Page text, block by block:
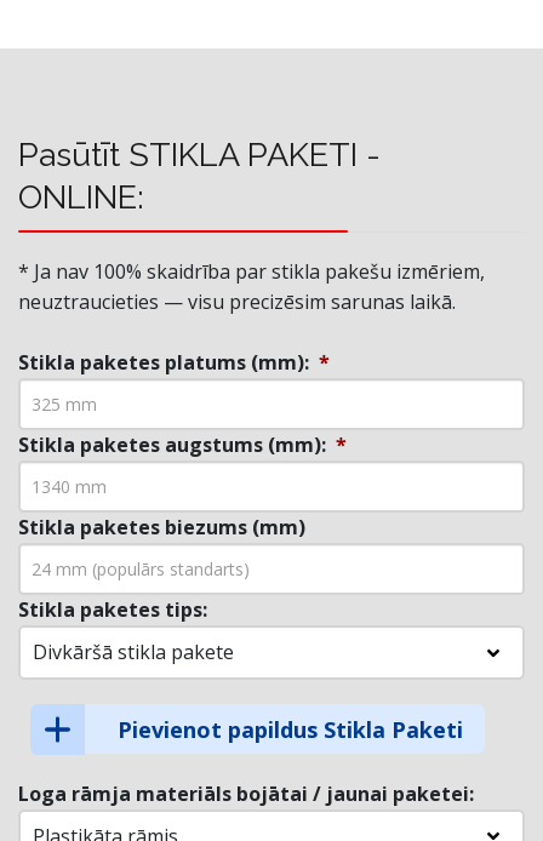
Pasūtīt STIKLA PAKETI -
ONLINE:
* Ja nav 100% skaidrība par stikla pakešu izmēriem,
neuztraucieties — visu precizēsim sarunas laikā.
Stikla paketes platums (mm): *
Stikla paketes augstums (mm): *
Stikla paketes biezums (mm)
Stikla paketes tips:
Divkāršā stikla pakete
Pievienot papildus Stikla Paketi
Loga rāmja materiāls bojātai / jaunai paketei: